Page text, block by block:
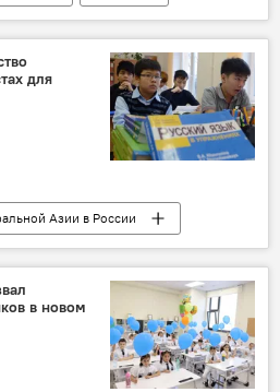
для
Азии в России
Образование
в новом